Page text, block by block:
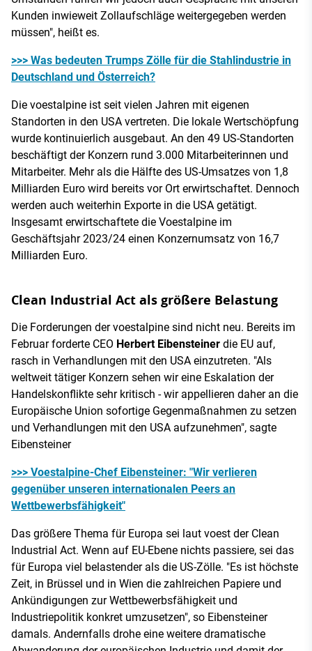
Kunden inwieweit Zollaufschläge weitergegeben werden
müssen", heißt es.
>>> Was bedeuten Trumps Zölle für die Stahlindustrie in
Deutschland und Österreich?
Die voestalpine ist seit vielen Jahren mit eigenen
Standorten in den USA vertreten. Die lokale Wertschöpfung
wurde kontinuierlich ausgebaut. An den 49 US-Standorten
beschäftigt der Konzern rund 3.000 Mitarbeiterinnen und
Mitarbeiter. Mehr als die Hälfte des US-Umsatzes von 1,8
Milliarden Euro wird bereits vor Ort erwirtschaftet. Dennoch
werden auch weiterhin Exporte in die USA getätigt.
Insgesamt erwirtschaftete die Voestalpine im
Geschäftsjahr 2023/24 einen Konzernumsatz von 16,7
Milliarden Euro.
Clean Industrial Act als größere Belastung
Die Forderungen der voestalpine sind nicht neu. Bereits im
Februar forderte CEO Herbert Eibensteiner die EU auf,
rasch in Verhandlungen mit den USA einzutreten. "Als
weltweit tätiger Konzern sehen wir eine Eskalation der
Handelskonflikte sehr kritisch - wir appellieren daher an die
Europäische Union sofortige Gegenmaßnahmen zu setzen
und Verhandlungen mit den USA aufzunehmen", sagte
Eibensteiner
>>> Voestalpine-Chef Eibensteiner: "Wir verlieren
gegenüber unseren internationalen Peers an
Wettbewerbsfähigkeit"
Das größere Thema für Europa sei laut voest der Clean
Industrial Act. Wenn auf EU-Ebene nichts passiere, sei das
für Europa viel belastender als die US-Zölle. "Es ist höchste
Zeit, in Brüssel und in Wien die zahlreichen Papiere und
Ankündigungen zur Wettbewerbsfähigkeit und
Industriepolitik konkret umzusetzen", so Eibensteiner
damals. Andernfalls drohe eine weitere dramatische